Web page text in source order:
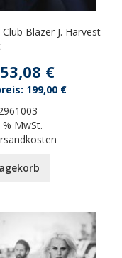
Blazer J. Harvest
€
% MwSt.
199,00 €